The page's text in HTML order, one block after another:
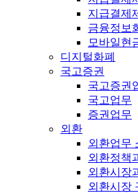
지급결제
금융정보
모바일현
디지털화폐
국고증권
국고증권
국고업무
증권업무
외환
외환업무
외환정책
외환시장
외환시장